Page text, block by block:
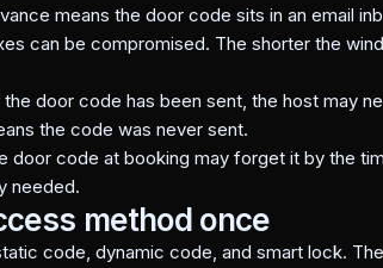
means the door code sits in an email
can be compromised. The shorter the
door code has been sent, the host may
the code was never sent.
door code at booking may forget it by the
needed.
method once
code, dynamic code, and smart lock.